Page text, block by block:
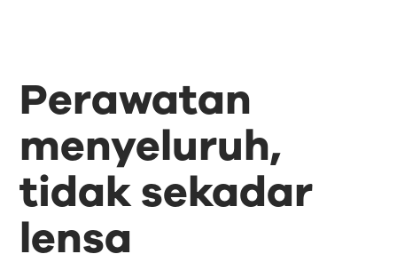
Perawatan
menyeluruh,
tidak sekadar
lensa